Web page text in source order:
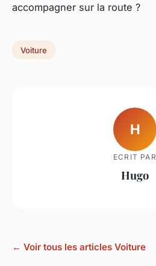
accompagner sur la route ?
Voiture
H
ECRIT PAR
Hugo
← Voir tous les articles Voiture